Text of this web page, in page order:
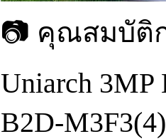
📷 คุณสมบัติ
Uniarch
B2D-